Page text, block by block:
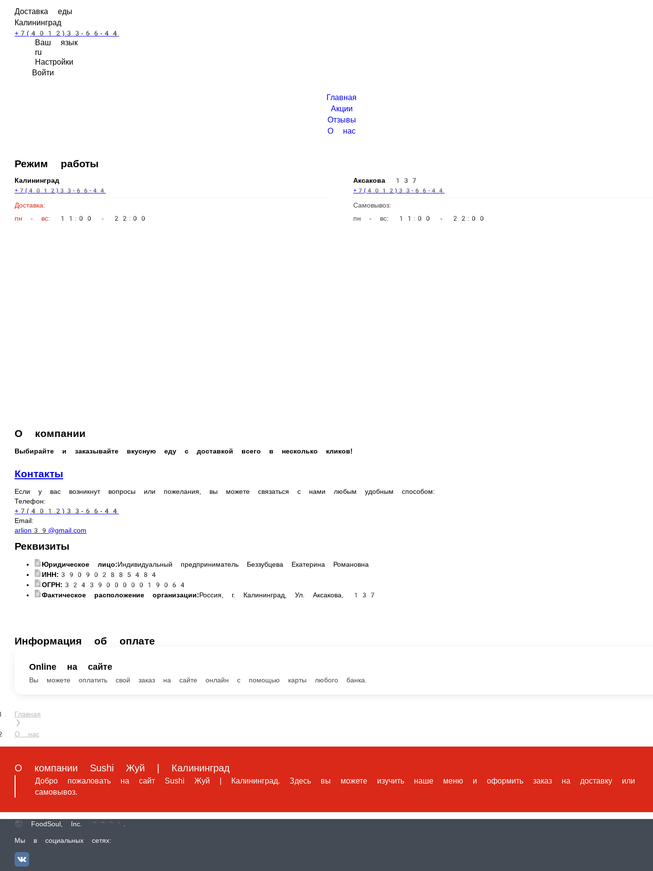
Доставка еды
Калининград
+7(4012)33-66-44
Ваш язык
ru
Настройки
Войти
Главная
Акции
Отзывы
О нас
Режим работы
Калининград
+7(4012)33-66-44
Доставка:
пн - вс: 11:00 - 22:00
Аксакова 137
+7(4012)33-66-44
Самовывоз:
пн - вс: 11:00 - 22:00
О компании
Выбирайте и заказывайте вкусную еду с доставкой всего в несколько кликов!
Контакты
Если у вас возникнут вопросы или пожелания, вы можете связаться с нами любым удобным способом:
Телефон:
+7(4012)33-66-44
Email:
arlion39@gmail.com
Реквизиты
Юридическое лицо:Индивидуальный предприниматель Беззубцева Екатерина Романовна
ИНН: 390902885484
ОГРН: 324390000019064
Фактическое расположение организации:Россия, г. Калининград, Ул. Аксакова, 137
Информация об оплате
Online на сайте
Вы можете оплатить свой заказ на сайте онлайн с помощью карты любого банка.
Главная
О нас
О компании Sushi Жуй | Калининград
Добро пожаловать на сайт Sushi Жуй | Калининград. Здесь вы можете изучить наше меню и оформить заказ на доставку или самовывоз.
© FoodSoul, Inc. 2026.
Мы в социальных сетях: